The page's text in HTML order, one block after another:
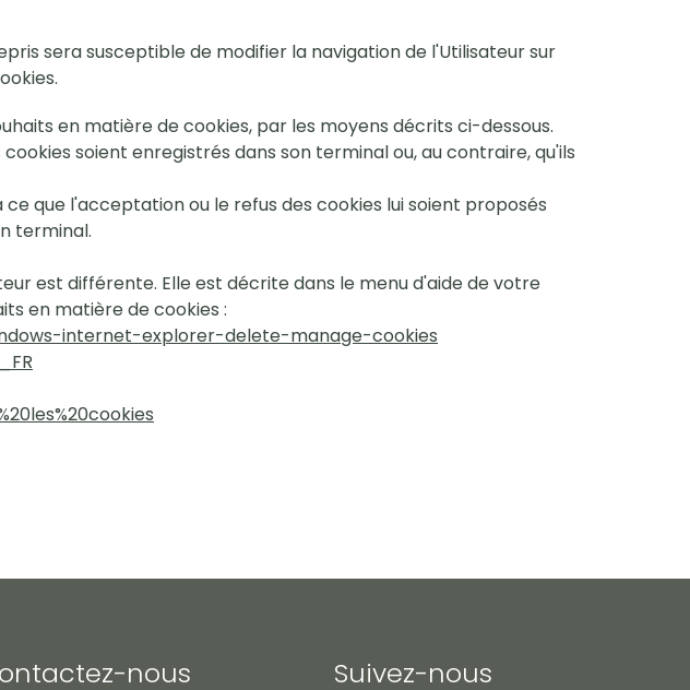
sera susceptible de modifier la navigation de l'Utilisateur sur
en matière de cookies, par les moyens décrits ci-dessous.
soient enregistrés dans son terminal ou, au contraire, qu'ils
que l'acceptation ou le refus des cookies lui soient proposés
terminal.
est différente. Elle est décrite dans le menu d'aide de votre
en matière de cookies :
internet-explorer-delete-manage-cookies
nous Suivez-nous